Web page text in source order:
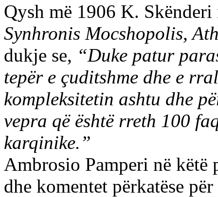
Qysh më 1906 K.
Synhronis Mocshopolis,
dukje se, “Duke patur
tepër e çuditshme dhe e
kompleksitetin ashtu dhe
vepra që është rreth 100
karqinike.”
Ambrosio Pamperi në
dhe komentet përkatëse